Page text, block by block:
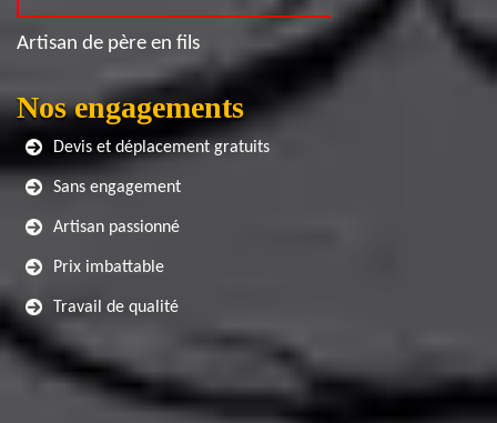
Artisan de père en fils
Nos engagements
Devis et déplacement gratuits
Sans engagement
Artisan passionné
Prix imbattable
Travail de qualité